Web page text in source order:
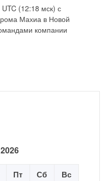
UTC (12:18 мск) с
Махиа в Новой
компании
Пт Сб Вс